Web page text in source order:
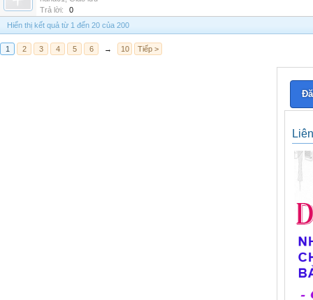
Trả lời:
0
Hiển thị kết quả từ 1 đến 20 của 200
1 2 3 4 5 6 → 10 Tiếp >